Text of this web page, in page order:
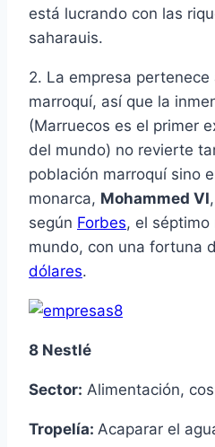
está lucrando con las
saharauis.
2. La empresa pertenece
marroquí, así que la
(Marruecos es el primer
del mundo) no revierte
población marroquí sino
monarca, Mohammed VI
según Forbes, el séptimo
mundo, con una fortuna
dólares.
8 Nestlé
Sector: Alimentación,
Tropelía: Acaparar el